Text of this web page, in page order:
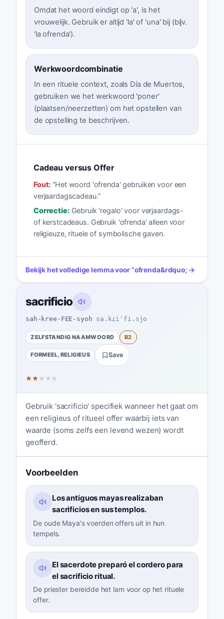
Omdat het woord eindigt op 'a', is het
vrouwelijk. Gebruik er altijd 'la' of 'una' bij (bijv.
'la ofrenda').
Werkwoordcombinatie
In een rituele context, zoals Día de Muertos,
gebruiken we het werkwoord 'poner'
(plaatsen/neerzetten) om het opstellen van
de opstelling te beschrijven.
Cadeau versus Offer
Fout: “Het woord 'ofrenda' gebruiken voor een
verjaardagscadeau.”
Correctie: Gebruik 'regalo' voor verjaardags-
of kerstcadeaus. Gebruik 'ofrenda' alleen voor
religieuze, rituele of symbolische gaven.
Bekijk het volledige lemma voor“ofrenda&rdquo; →
sacrificio
sah-kree-FEE-syoh sa.kɾiˈfi.sjo
ZELFSTANDIG NAAMWOORD B2
FORMEEL, RELIGIEUS Save
★★ ★ ★ ★
Gebruik 'sacrificio' specifiek wanneer het gaat om
een religieus of ritueel offer waarbij iets van
waarde (soms zelfs een levend wezen) wordt
geofferd.
Voorbeelden
Los antiguos mayas realizaban
sacrificios en sus templos.
De oude Maya's voerden offers uit in hun
tempels.
El sacerdote preparó el cordero para
el sacrificio ritual.
De priester bereidde het lam voor op het rituele
offer.